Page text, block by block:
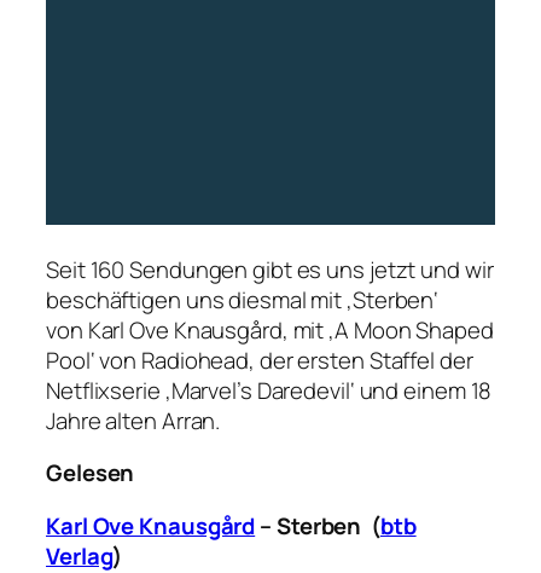
Seit 160 Sendungen gibt es uns jetzt und wir
beschäftigen uns diesmal mit ‚Sterben‘
von Karl Ove Knausgård, mit ‚A Moon Shaped
Pool‘ von Radiohead, der ersten Staffel der
Netflixserie ‚Marvel’s Daredevil‘ und einem 18
Jahre alten Arran.
Gelesen
Karl Ove Knausgård– Sterben (btb
Verlag)